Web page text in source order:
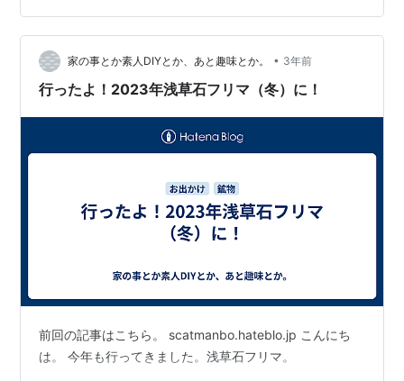
家の事とか素人DIYとか、あと趣味とか。 • 3年前
行ったよ！2023年浅草石フリマ（冬）に！
前回の記事はこちら。 scatmanbo.hateblo.jp こんにち
は。 今年も行ってきました。浅草石フリマ。